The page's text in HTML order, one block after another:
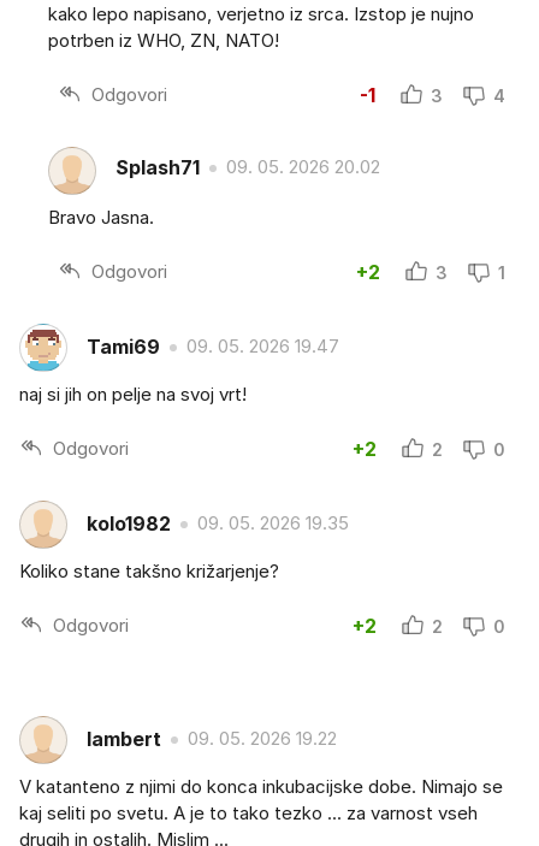
kako lepo napisano, verjetno iz srca. Izstop je nujno
potrben iz WHO, ZN, NATO!
Odgovori -1 3 4
Splash71 09. 05. 2026 20.02
Bravo Jasna.
Odgovori +2 3 1
Tami69 09. 05. 2026 19.47
naj si jih on pelje na svoj vrt!
Odgovori +2 2 0
kolo1982 09. 05. 2026 19.35
Koliko stane takšno križarjenje?
Odgovori +2 2 0
lambert 09. 05. 2026 19.22
V katanteno z njimi do konca inkubacijske dobe. Nimajo se
kaj seliti po svetu. A je to tako tezko ... za varnost vseh
drugih in ostalih. Mislim ...